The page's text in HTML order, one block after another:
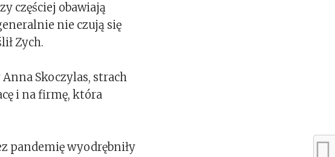
częściej obawiają
nie czują się
Zych.
Skoczylas, strach
i na firmę, która
pandemię wyodrębniły